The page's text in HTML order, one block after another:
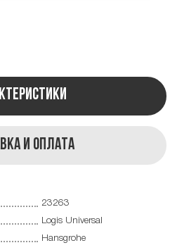
и оплата
23263
Logis Universal
Hansgrohe